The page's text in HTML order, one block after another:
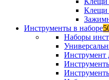
Клещи
Инструменты в наборе
Наборы
Инструмент